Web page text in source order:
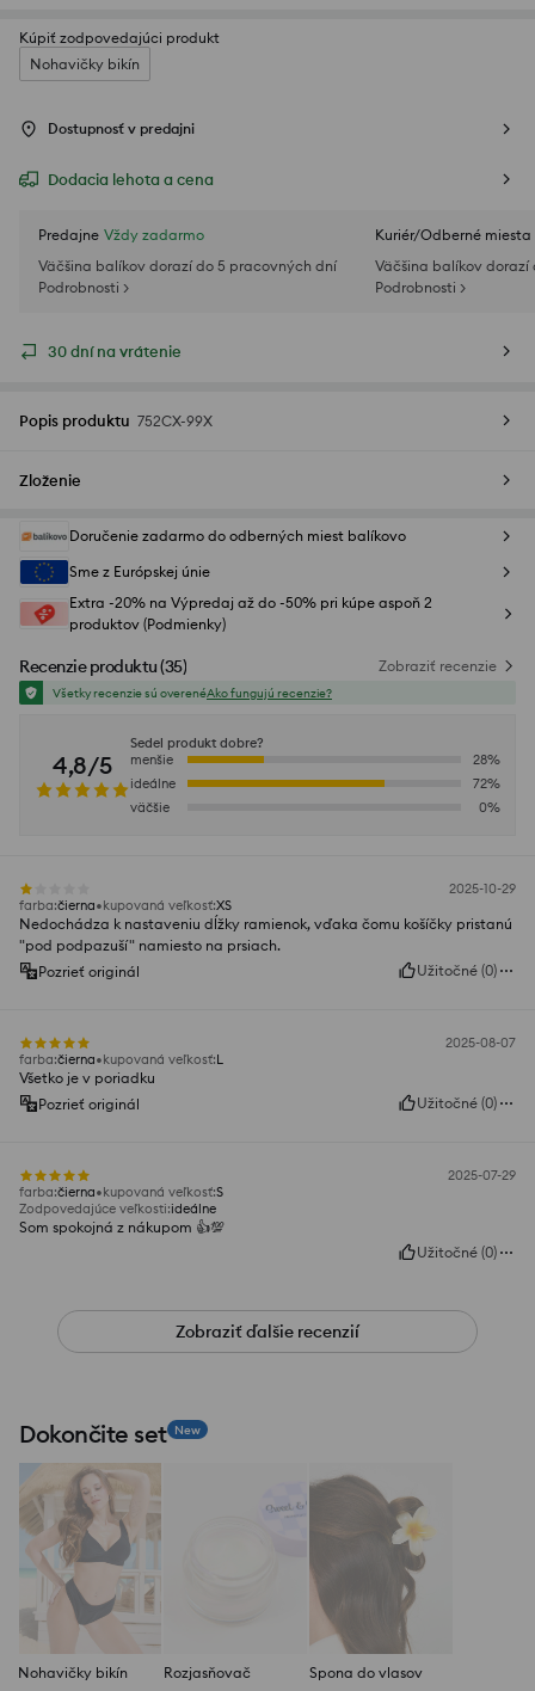
Kúpiť zodpovedajúci produkt
Nohavičky bikín
Dostupnosť v predajni
Dodacia lehota a cena
Predajne Vždy zadarmo
Väčšina balíkov dorazí do 5 pracovných dní
Podrobnosti >
Kuriér/Odberné miesta
Väčšina balíkov
Podrobnosti >
30 dní na vrátenie
Popis produktu 752CX-99X
Zloženie
Doručenie zadarmo do odberných miest balíkovo
Sme z Európskej únie
Extra -20% na Výpredaj až do -50% pri kúpe aspoň 2
produktov (Podmienky)
Recenzie produktu(35) Zobraziť recenzie
Všetky recenzie sú overenéAko fungujú recenzie?
4,8/5
Sedel produkt dobre?
menšie
28%
ideálne
72%
väčšie
0%
2025-10-29
farba:čierna kupovaná veľkosť:XS
Nedochádza k nastaveniu dĺžky ramienok, vďaka čomu košíčky pristanú
"pod podpazuší" namiesto na prsiach.
Pozrieť originál
Užitočné (0)
2025-08-07
farba:čierna kupovaná veľkosť:L
Všetko je v poriadku
Pozrieť originál
Užitočné (0)
2025-07-29
farba:čierna kupovaná veľkosť:S
Zodpovedajúce veľkosti:ideálne
Som spokojná z nákupom 👍️💯
Užitočné (0)
Zobraziť ďalšie recenzií
Dokončite set New
Nohavičky bikín Rozjasňovač Spona do vlasov